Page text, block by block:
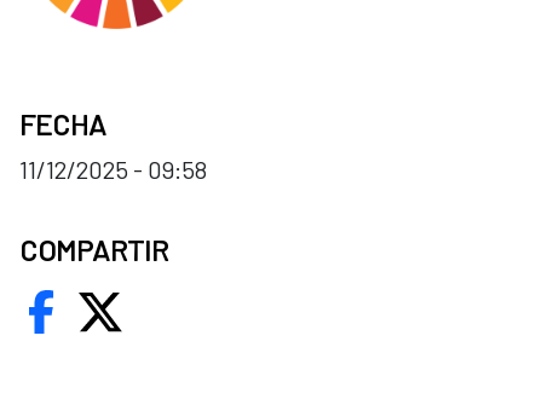
FECHA
11/12/2025 - 09:58
COMPARTIR